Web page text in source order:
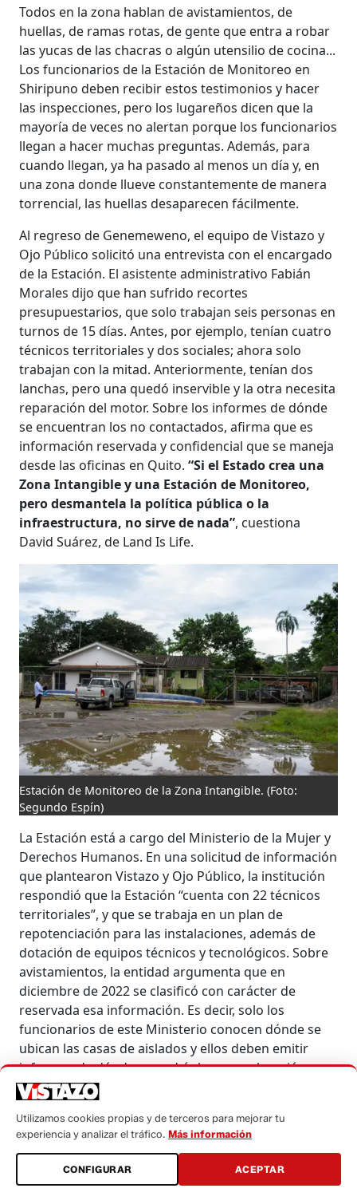
Todos en la zona hablan de avistamientos, de
huellas, de ramas rotas, de gente que entra a robar
las yucas de las chacras o algún utensilio de cocina...
Los funcionarios de la Estación de Monitoreo en
Shiripuno deben recibir estos testimonios y hacer
las inspecciones, pero los lugareños dicen que la
mayoría de veces no alertan porque los funcionarios
llegan a hacer muchas preguntas. Además, para
cuando llegan, ya ha pasado al menos un día y, en
una zona donde llueve constantemente de manera
torrencial, las huellas desaparecen fácilmente.
Al regreso de Genemeweno, el equipo de Vistazo y
Ojo Público solicitó una entrevista con el encargado
de la Estación. El asistente administrativo Fabián
Morales dijo que han sufrido recortes
presupuestarios, que solo trabajan seis personas en
turnos de 15 días. Antes, por ejemplo, tenían cuatro
técnicos territoriales y dos sociales; ahora solo
trabajan con la mitad. Anteriormente, tenían dos
lanchas, pero una quedó inservible y la otra necesita
reparación del motor. Sobre los informes de dónde
se encuentran los no contactados, afirma que es
información reservada y confidencial que se maneja
desde las oficinas en Quito.“Si el Estado crea una
Zona Intangible y una Estación de Monitoreo,
pero desmantela la política pública o la
infraestructura, no sirve de nada”, cuestiona
David Suárez, de Land Is Life.
Estación de Monitoreo de la Zona Intangible. (Foto:
Segundo Espín)
La Estación está a cargo del Ministerio de la Mujer y
Derechos Humanos. En una solicitud de información
que plantearon Vistazo y Ojo Público, la institución
respondió que la Estación “cuenta con 22 técnicos
territoriales”, y que se trabaja en un plan de
repotenciación para las instalaciones, además de
dotación de equipos técnicos y tecnológicos. Sobre
avistamientos, la entidad argumenta que en
diciembre de 2022 se clasificó con carácter de
reservada esa información. Es decir, solo los
funcionarios de este Ministerio conocen dónde se
ubican las casas de aislados y ellos deben emitir
informes de dónde se podría hacer exploración y
explotación petrolera.
No obstante, en un requerimiento que hizo Vistazo
en 2021 a la entonces Secretaría de Derechos
Humanos, la institución dijo que los avistamientos
más recientes fueron
Wentaro y Dikaro, que están
Utilizamos cookies propias y de terceros para mejorar tu
experiencia y analizar el tráfico. Más información
CONFIGURAR ACEPTAR